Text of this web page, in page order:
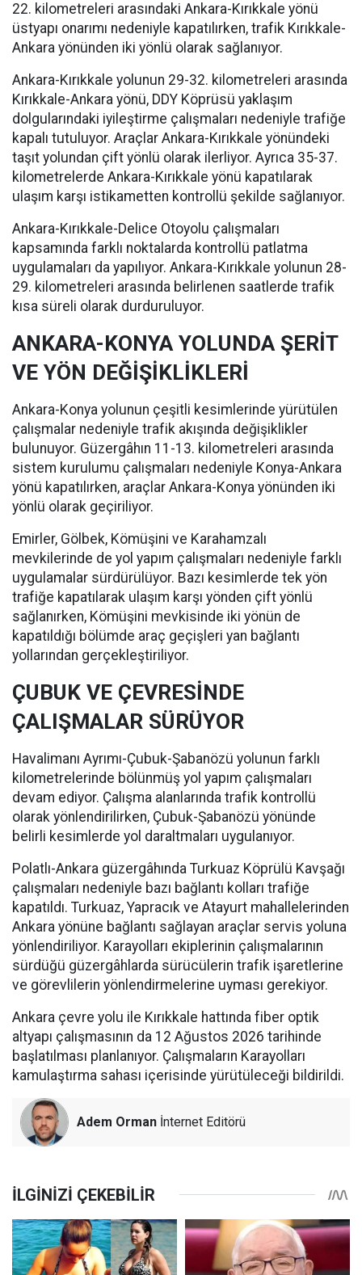
22. kilometreleri arasındaki Ankara-Kırıkkale yönü
üstyapı onarımı nedeniyle kapatılırken, trafik Kırıkkale-
Ankara yönünden iki yönlü olarak sağlanıyor.
Ankara-Kırıkkale yolunun 29-32. kilometreleri arasında
Kırıkkale-Ankara yönü, DDY Köprüsü yaklaşım
dolgularındaki iyileştirme çalışmaları nedeniyle trafiğe
kapalı tutuluyor. Araçlar Ankara-Kırıkkale yönündeki
taşıt yolundan çift yönlü olarak ilerliyor. Ayrıca 35-37.
kilometrelerde Ankara-Kırıkkale yönü kapatılarak
ulaşım karşı istikametten kontrollü şekilde sağlanıyor.
Ankara-Kırıkkale-Delice Otoyolu çalışmaları
kapsamında farklı noktalarda kontrollü patlatma
uygulamaları da yapılıyor. Ankara-Kırıkkale yolunun 28-
29. kilometreleri arasında belirlenen saatlerde trafik
kısa süreli olarak durduruluyor.
ANKARA-KONYA YOLUNDA ŞERİT
VE YÖN DEĞİŞİKLİKLERİ
Ankara-Konya yolunun çeşitli kesimlerinde yürütülen
çalışmalar nedeniyle trafik akışında değişiklikler
bulunuyor. Güzergâhın 11-13. kilometreleri arasında
sistem kurulumu çalışmaları nedeniyle Konya-Ankara
yönü kapatılırken, araçlar Ankara-Konya yönünden iki
yönlü olarak geçiriliyor.
Emirler, Gölbek, Kömüşini ve Karahamzalı
mevkilerinde de yol yapım çalışmaları nedeniyle farklı
uygulamalar sürdürülüyor. Bazı kesimlerde tek yön
trafiğe kapatılarak ulaşım karşı yönden çift yönlü
sağlanırken, Kömüşini mevkisinde iki yönün de
kapatıldığı bölümde araç geçişleri yan bağlantı
yollarından gerçekleştiriliyor.
ÇUBUK VE ÇEVRESİNDE
ÇALIŞMALAR SÜRÜYOR
Havalimanı Ayrımı-Çubuk-Şabanözü yolunun farklı
kilometrelerinde bölünmüş yol yapım çalışmaları
devam ediyor. Çalışma alanlarında trafik kontrollü
olarak yönlendirilirken, Çubuk-Şabanözü yönünde
belirli kesimlerde yol daraltmaları uygulanıyor.
Polatlı-Ankara güzergâhında Turkuaz Köprülü Kavşağı
çalışmaları nedeniyle bazı bağlantı kolları trafiğe
kapatıldı. Turkuaz, Yapracık ve Atayurt mahallelerinden
Ankara yönüne bağlantı sağlayan araçlar servis yoluna
yönlendiriliyor. Karayolları ekiplerinin çalışmalarının
sürdüğü güzergâhlarda sürücülerin trafik işaretlerine
ve görevlilerin yönlendirmelerine uyması gerekiyor.
Ankara çevre yolu ile Kırıkkale hattında fiber optik
altyapı çalışmasının da 12 Ağustos 2026 tarihinde
başlatılması planlanıyor. Çalışmaların Karayolları
kamulaştırma sahası içerisinde yürütüleceği bildirildi.
Adem Orman İnternet Editörü